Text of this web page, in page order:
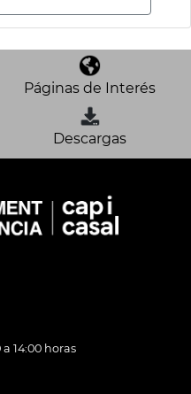
Páginas de Interés
Descargas
14:00 horas